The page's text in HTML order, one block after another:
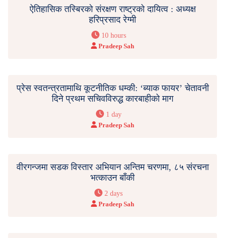
ऐतिहासिक तस्बिरको संरक्षण राष्ट्रको दायित्व : अध्यक्ष
हरिप्रसाद रेग्मी
10 hours
Pradeep Sah
प्रेस स्वतन्त्रतामाथि कूटनीतिक धम्की: ‘ब्याक फायर’ चेतावनी
दिने प्रथम सचिवविरुद्ध कारबाहीको माग
1 day
Pradeep Sah
वीरगन्जमा सडक विस्तार अभियान अन्तिम चरणमा, ८५ संरचना
भत्काउन बाँकी
2 days
Pradeep Sah